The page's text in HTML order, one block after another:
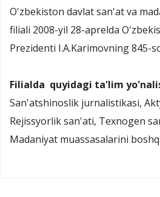
O'zbekiston davlat san'at va
filiali 2008-yil 28-aprelda
Prezidenti I.A.Karimovning 845-
Filialda quyidagi ta'lim
San'atshinoslik jurnalistikasi,
Rejissyorlik san'ati, Texnogen
Madaniyat muassasalarini